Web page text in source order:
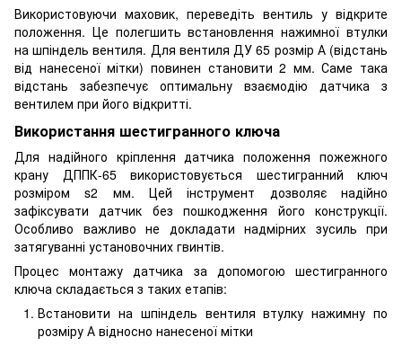
Використовуючи маховик, переведіть вентиль у відкрите
положення. Це полегшить встановлення нажимної втулки
на шпіндель вентиля. Для вентиля ДУ 65 розмір А (відстань
від нанесеної мітки) повинен становити 2 мм. Саме така
відстань забезпечує оптимальну взаємодію датчика з
вентилем при його відкритті.
Використання шестигранного ключа
Для надійного кріплення датчика положення пожежного
крану ДППК-65 використовується шестигранний ключ
розміром s2 мм. Цей інструмент дозволяє надійно
зафіксувати датчик без пошкодження його конструкції.
Особливо важливо не докладати надмірних зусиль при
затягуванні установочних гвинтів.
Процес монтажу датчика за допомогою шестигранного
ключа складається з таких етапів:
Встановити на шпіндель вентиля втулку нажимну по
розміру А відносно нанесеної мітки